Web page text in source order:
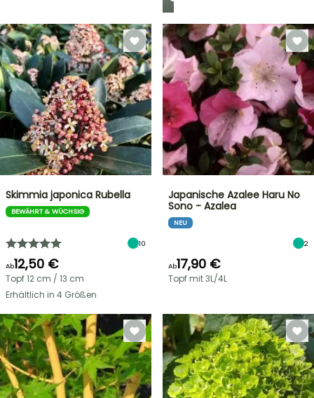
Skimmia japonica Rubella
BEWÄHRT & WÜCHSIG
10
Ab12,50 €
Topf 12 cm / 13 cm
Erhältlich in 4 Größen
Japanische Azalee Haru No
Sono - Azalea
NEU
2
Ab17,90 €
Topf mit 3L/4L